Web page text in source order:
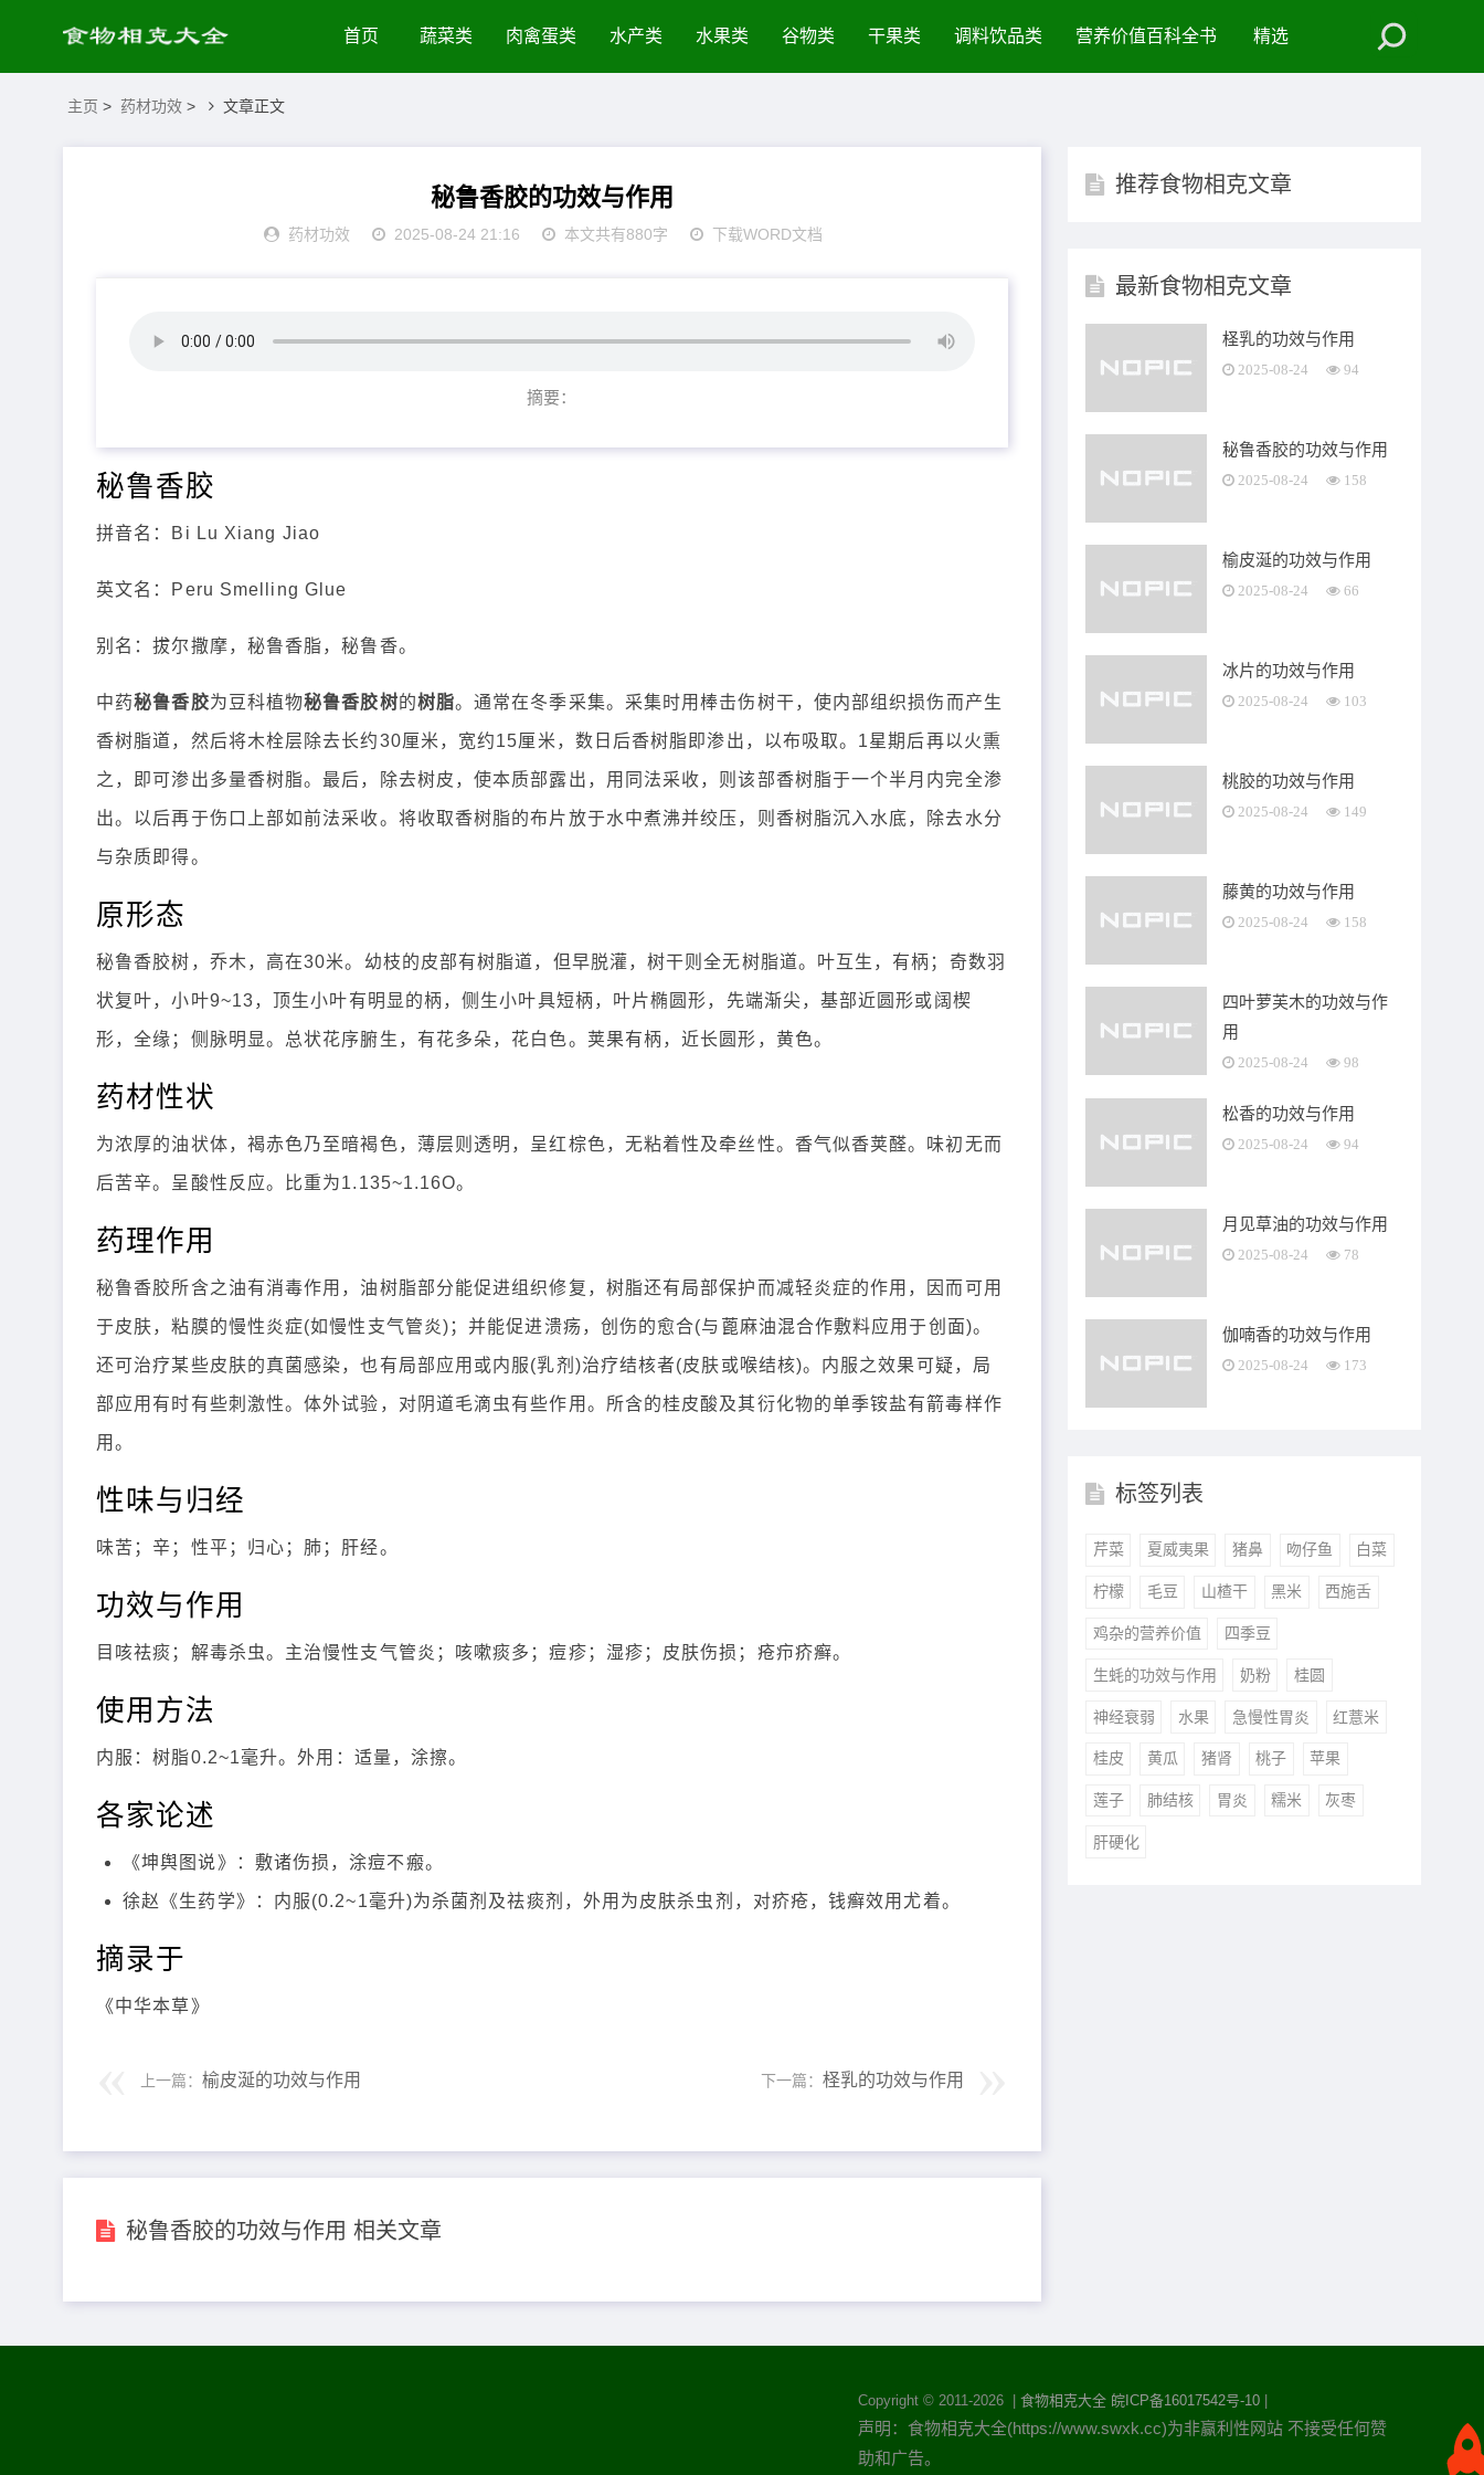
首页 蔬菜类 肉禽蛋类 水产类 水果类 谷物类 干果类 调料饮品类 营养价值百科全书 精选
主页 > 药材功效 > 文章正文
秘鲁香胶的功效与作用
药材功效 2025-08-24 21:16 本文共有880字 下载WORD文档
摘要：
秘鲁香胶
拼音名：Bi Lu Xiang Jiao
英文名：Peru Smelling Glue
别名：拔尔撒摩，秘鲁香脂，秘鲁香。
中药秘鲁香胶为豆科植物秘鲁香胶树的树脂。通常在冬季采集。采集时用棒击伤树干，使内部组织损伤而产生
香树脂道，然后将木栓层除去长约30厘米，宽约15厘米，数日后香树脂即渗出，以布吸取。1星期后再以火熏
之，即可渗出多量香树脂。最后，除去树皮，使本质部露出，用同法采收，则该部香树脂于一个半月内完全渗
出。以后再于伤口上部如前法采收。将收取香树脂的布片放于水中煮沸并绞压，则香树脂沉入水底，除去水分
与杂质即得。
原形态
秘鲁香胶树，乔木，高在30米。幼枝的皮部有树脂道，但早脱灌，树干则全无树脂道。叶互生，有柄；奇数羽
状复叶，小叶9~13，顶生小叶有明显的柄，侧生小叶具短柄，叶片椭圆形，先端渐尖，基部近圆形或阔楔
形，全缘；侧脉明显。总状花序腑生，有花多朵，花白色。荚果有柄，近长圆形，黄色。
药材性状
为浓厚的油状体，褐赤色乃至暗褐色，薄层则透明，呈红棕色，无粘着性及牵丝性。香气似香荚醛。味初无而
后苦辛。呈酸性反应。比重为1.135~1.16O。
药理作用
秘鲁香胶所含之油有消毒作用，油树脂部分能促进组织修复，树脂还有局部保护而减轻炎症的作用，因而可用
于皮肤，粘膜的慢性炎症(如慢性支气管炎)；并能促进溃疡，创伤的愈合(与蓖麻油混合作敷料应用于创面)。
还可治疗某些皮肤的真菌感染，也有局部应用或内服(乳剂)治疗结核者(皮肤或喉结核)。内服之效果可疑，局
部应用有时有些刺激性。体外试验，对阴道毛滴虫有些作用。所含的桂皮酸及其衍化物的单季铵盐有箭毒样作
用。
性味与归经
味苦；辛；性平；归心；肺；肝经。
功效与作用
目咳祛痰；解毒杀虫。主治慢性支气管炎；咳嗽痰多；痘疹；湿疹；皮肤伤损；疮疖疥癣。
使用方法
内服：树脂0.2~1毫升。外用：适量，涂擦。
各家论述
《坤舆图说》：敷诸伤损，涂痘不瘢。
徐赵《生药学》：内服(0.2~1毫升)为杀菌剂及祛痰剂，外用为皮肤杀虫剂，对疥疮，钱癣效用尤着。
摘录于
《中华本草》
上一篇： 榆皮涎的功效与作用 下一篇： 柽乳的功效与作用
秘鲁香胶的功效与作用 相关文章
推荐食物相克文章
最新食物相克文章
柽乳的功效与作用
2025-08-24 94
秘鲁香胶的功效与作用
2025-08-24 158
榆皮涎的功效与作用
2025-08-24 66
冰片的功效与作用
2025-08-24 103
桃胶的功效与作用
2025-08-24 149
藤黄的功效与作用
2025-08-24 158
四叶萝芙木的功效与作
用
2025-08-24 98
松香的功效与作用
2025-08-24 94
月见草油的功效与作用
2025-08-24 78
伽喃香的功效与作用
2025-08-24 173
标签列表
芹菜 夏威夷果 猪鼻 吻仔鱼 白菜
柠檬 毛豆 山楂干 黑米 西施舌
鸡杂的营养价值 四季豆
生蚝的功效与作用 奶粉 桂圆
神经衰弱 水果 急慢性胃炎 红薏米
桂皮 黄瓜 猪肾 桃子 苹果
莲子 肺结核 胃炎 糯米 灰枣
肝硬化
Copyright © 2011-2026 |食物相克大全 皖ICP备16017542号-10
声明：食物相克大全(https://www.swxk.cc)为非赢利性网站 不接受任何赞
助和广告。